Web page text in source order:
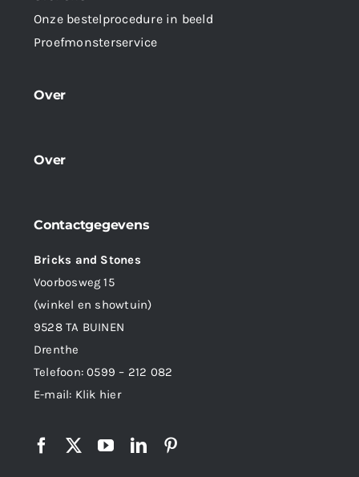
Onze bestelprocedure in beeld
Proefmonsterservice
Over
Over
Contactgegevens
Bricks and Stones
Voorbosweg 15
(winkel en showtuin)
9528 TA BUINEN
Drenthe
Telefoon:0599 – 212 082
E-mail: Klik hier